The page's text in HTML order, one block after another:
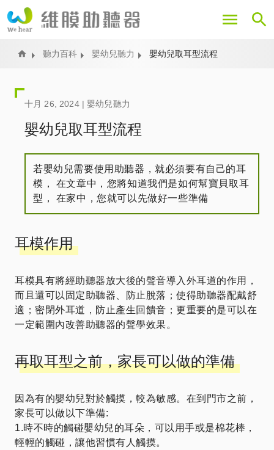
至
內
Home 聽力百科 嬰幼兒聽力 嬰幼兒取耳型流程
十月 26, 2024 |嬰幼兒聽力
嬰幼兒取耳型流程
若嬰幼兒需要使用助聽器，就必須要有自己的耳
模， 在文章中，您將知道我們是如何幫寶貝取耳
型， 在家中，您就可以先做好一些準備
耳模作用
耳模具有將經助聽器放大後的聲音導入外耳道的作用，
而且還可以固定助聽器、防止脫落；使得助聽器配戴舒
適；密閉外耳道，防止產生回饋音；更重要的是可以在
一定範圍內改善助聽器的聲學效果。
再取耳型之前，家長可以做的準備
因為有的嬰幼兒對於觸摸，較為敏感。在到門市之前，
家長可以做以下準備:
1.時不時的觸碰嬰幼兒的耳朵，可以用手或是棉花棒，
輕輕的觸碰，讓他習慣有人觸摸。